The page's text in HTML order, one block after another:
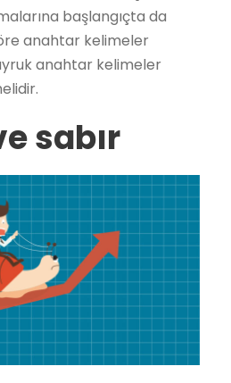
başlangıçta da
anahtar kelimeler
anahtar kelimeler
sabır